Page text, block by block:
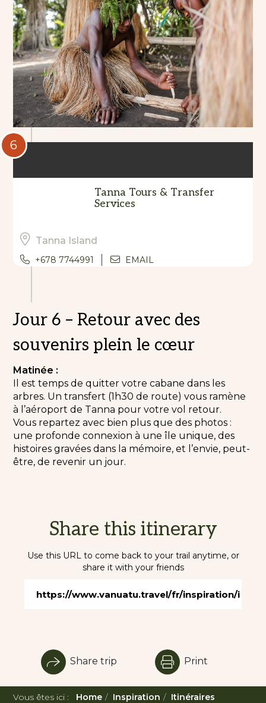
6
Tanna Tours & Transfer
Services
Tanna Island
+678 7744991 EMAIL
Jour 6 – Retour avec des
souvenirs plein le cœur
Matinée :
Il est temps de quitter votre cabane dans les
arbres. Un transfert (1h30 de route) vous ramène
à l’aéroport de Tanna pour votre vol retour.
Vous repartez avec bien plus que des photos :
une profonde connexion à une île unique, des
histoires gravées dans la mémoire, et l’envie, peut-
être, de revenir un jour.
Share this itinerary
Use this URL to come back to your trail anytime, or
share it with your friends
Share trip Print
Vous êtes ici : Home Inspiration
Itinéraires